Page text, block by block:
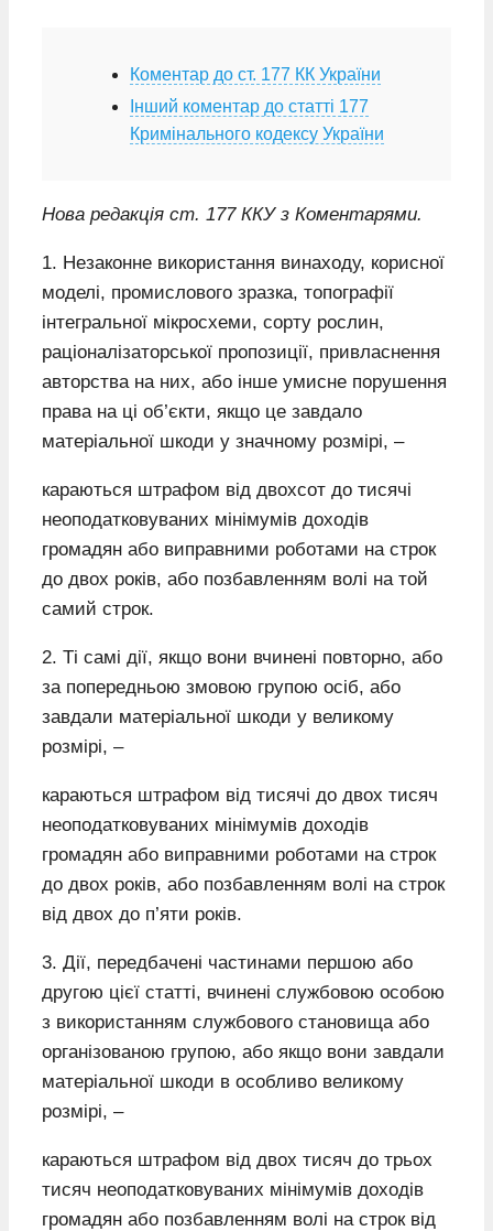
Коментар до ст. 177 КК України
Інший коментар до статті 177
Кримінального кодексу України
Нова редакція ст. 177 ККУ з Коментарями.
1. Незаконне використання винаходу, корисної
моделі, промислового зразка, топографії
інтегральної мікросхеми, сорту рослин,
раціоналізаторської пропозиції, привласнення
авторства на них, або інше умисне порушення
права на ці об’єкти, якщо це завдало
матеріальної шкоди у значному розмірі, –
караються штрафом від двохсот до тисячі
неоподатковуваних мінімумів доходів
громадян або виправними роботами на строк
до двох років, або позбавленням волі на той
самий строк.
2. Ті самі дії, якщо вони вчинені повторно, або
за попередньою змовою групою осіб, або
завдали матеріальної шкоди у великому
розмірі, –
караються штрафом від тисячі до двох тисяч
неоподатковуваних мінімумів доходів
громадян або виправними роботами на строк
до двох років, або позбавленням волі на строк
від двох до п’яти років.
3. Дії, передбачені частинами першою або
другою цієї статті, вчинені службовою особою
з використанням службового становища або
організованою групою, або якщо вони завдали
матеріальної шкоди в особливо великому
розмірі, –
караються штрафом від двох тисяч до трьох
тисяч неоподатковуваних мінімумів доходів
громадян або позбавленням волі на строк від